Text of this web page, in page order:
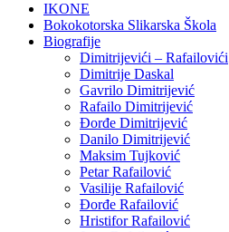
IKONE
Bokokotorska Slikarska Škola
Biografije
Dimitrijevići – Rafailovići
Dimitrije Daskal
Gavrilo Dimitrijević
Rafailo Dimitrijević
Đorđe Dimitrijević
Danilo Dimitrijević
Maksim Tujković
Petar Rafailović
Vasilije Rafailović
Đorđe Rafailović
Hristifor Rafailović